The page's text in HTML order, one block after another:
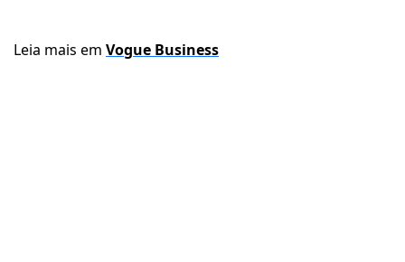
Leia mais em Vogue Business